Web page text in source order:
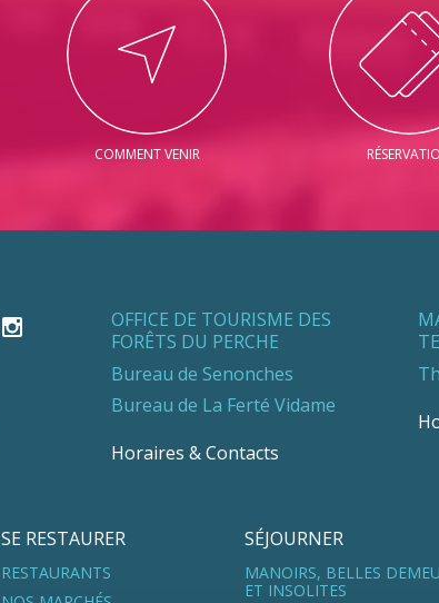
COMMENT VENIR
OFFICE DE TOURISME DES
FORÊTS DU PERCHE
Bureau de Senonches
Bureau de La Ferté Vidame
Horaires & Contacts
SE RESTAURER
RESTAURANTS
SÉJOURNER
MANOIRS, BELLES
ET INSOLITES